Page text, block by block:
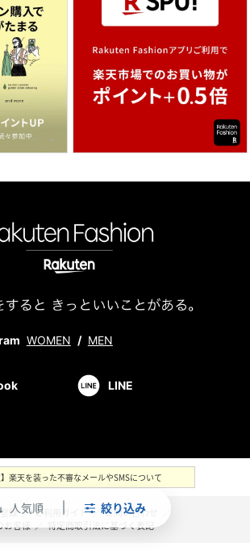
人気順 絞り込み
WOMEN / MEN
LINE
】楽天を装った不審なメールやSMSについて
録 ／ ご利用ガイド ／ お問い合わせ
お客様 ／ 特定商取引法に基づく表記